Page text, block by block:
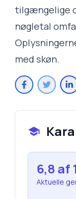
tilgængelige
nøgletal
med skøn.
6,8 af
Aktuelle